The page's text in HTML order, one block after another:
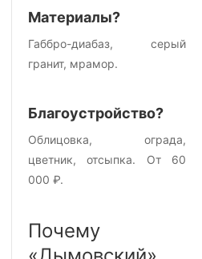
Материалы?
Габбро-диабаз, серый
гранит, мрамор.
Благоустройство?
Облицовка, ограда,
цветник, отсыпка. От 60
000 ₽.
Почему